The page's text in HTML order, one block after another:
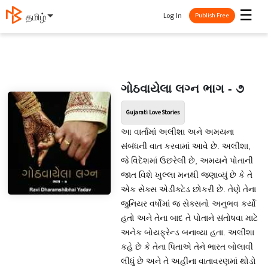
தமிழ் ☰
Log In Publish Free
ગોઠવાયેલા લગ્ન ભાગ - ૭
Gujarati Love Stories
આ વાર્તામાં અલીશા અને અમયના
સંબંધની વાત કરવામાં આવે છે. અલીશા,
જે વિદેશમાં ઉછરેલી છે, અમયને પોતાની
જાત વિશે ખુલ્લા મનથી જણાવ્યું છે કે તે
એક સેક્સ એડીક્ટેડ છોકરી છે. તેણે તેના
જુનિયર વર્ષોમાં જ સેક્સનો અનુભવ કર્યો
હતો અને તેના બાદ તે પોતાને સંતોષવા માટે
અનેક બોયફ્રેન્ડ બનાવ્યા હતા. અલીશા
કહે છે કે તેના પિતાએ તેને ભારત બોલાવી
લીધું છે અને તે અહીંના વાતાવરણમાં થોડો